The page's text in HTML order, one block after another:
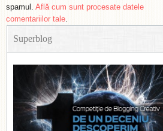
spamul. Află cum sunt procesate datele
comentariilor tale.
Superblog